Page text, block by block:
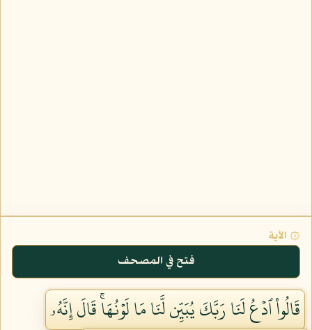
۞ الآية
فتح في المصحف
قَالُواْ ٱدۡعُ لَنَا رَبَّكَ يُبَيِّن لَّنَا مَا لَوۡنُهَاۚ قَالَ إِنَّهُۥ